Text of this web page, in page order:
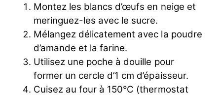
Montez les blancs d’œufs en neige et
meringuez-les avec le sucre.
Mélangez délicatement avec la poudre
d’amande et la farine.
Utilisez une poche à douille pour
former un cercle d’1 cm d’épaisseur.
Cuisez au four à 150°C (thermostat